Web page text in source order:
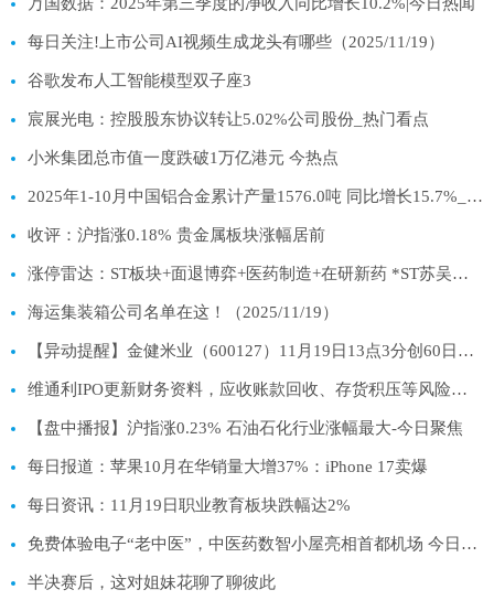
每日关注!上市公司AI视频生成龙头有哪些（2025/11/19）
谷歌发布人工智能模型双子座3
宸展光电：控股股东协议转让5.02%公司股份_热门看点
小米集团总市值一度跌破1万亿港元 今热点
2025年1-10月中国铝合金累计产量1576.0吨 同比增长15.7%_视讯
收评：沪指涨0.18% 贵金属板块涨幅居前
涨停雷达：ST板块+面退博弈+医药制造+在研新药 *ST苏吴触及涨停
海运集装箱公司名单在这！（2025/11/19）
【异动提醒】金健米业（600127）11月19日13点3分创60日新高|快消息
维通利IPO更新财务资料，应收账款回收、存货积压等风险受关注
【盘中播报】沪指涨0.23% 石油石化行业涨幅最大-今日聚焦
每日报道：苹果10月在华销量大增37%：iPhone 17卖爆
每日资讯：11月19日职业教育板块跌幅达2%
免费体验电子“老中医”，中医药数智小屋亮相首都机场 今日热门
半决赛后，这对姐妹花聊了聊彼此